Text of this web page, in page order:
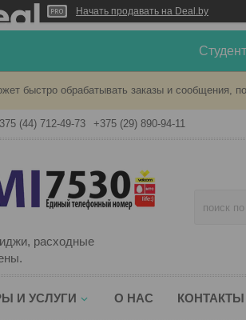
Начать продавать на Deal.by
быстро обрабатывать заказы и сообщения,
(44) 712-49-73 +375 (29) 890-94-11
расходные
И УСЛУГИ О НАС КОНТАКТЫ